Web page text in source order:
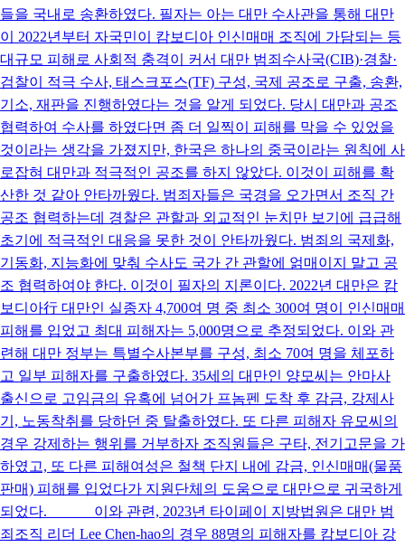
들을 국내로 송환하였다. 필자는 아는 대만 수사관을 통해 대만
이 2022년부터 자국민이 캄보디아 인신매매 조직에 가담되는 등
대규모 피해로 사회적 충격이 커서 대만 범죄수사국(CIB)·경찰·
검찰이 적극 수사, 태스크포스(TF) 구성, 국제 공조로 구출, 송환,
기소, 재판을 진행하였다는 것을 알게 되었다. 당시 대만과 공조
협력하여 수사를 하였다면 좀 더 일찍이 피해를 막을 수 있었을
것이라는 생각을 가졌지만, 한국은 하나의 중국이라는 원칙에 사
로잡혀 대만과 적극적인 공조를 하지 않았다. 이것이 피해를 확
산한 것 같아 안타까웠다. 범죄자들은 국경을 오가면서 조직 간
공조 협력하는데 경찰은 관할과 외교적인 눈치만 보기에 급급해
초기에 적극적인 대응을 못한 것이 안타까웠다. 범죄의 국제화,
기동화, 지능화에 맞춰 수사도 국가 간 관할에 얽매이지 말고 공
조 협력하여야 한다. 이것이 필자의 지론이다. 2022년 대만은 캄
보디아行 대만인 실종자 4,700여 명 중 최소 300여 명이 인신매매
피해를 입었고 최대 피해자는 5,000명으로 추정되었다. 이와 관
련해 대만 정부는 특별수사본부를 구성, 최소 70여 명을 체포하
고 일부 피해자를 구출하였다. 35세의 대만인 양모씨는 안마사
출신으로 고임금의 유혹에 넘어가 프놈펜 도착 후 감금, 강제사
기, 노동착취를 당하던 중 탈출하였다. 또 다른 피해자 유모씨의
경우 강제하는 행위를 거부하자 조직원들은 구타, 전기고문을 가
하였고, 또 다른 피해여성은 철책 단지 내에 감금, 인신매매(물품
판매) 피해를 입었다가 지원단체의 도움으로 대만으로 귀국하게
되었다. 이와 관련, 2023년 타이페이 지방법원은 대만 범
죄조직 리더 Lee Chen-hao의 경우 88명의 피해자를 캄보디아 강